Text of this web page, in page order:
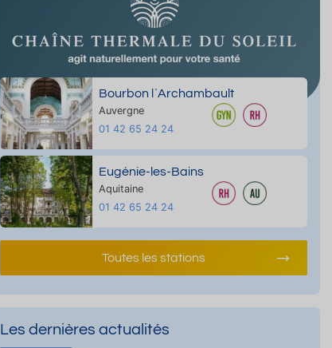
Bourbon l`Archambault
Auvergne
01 42 65 24 24
Eugénie-les-Bains
Aquitaine
01 42 65 24 24
Toutes les stations
Les dernières actualités